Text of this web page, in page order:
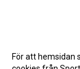
För att hemsidan